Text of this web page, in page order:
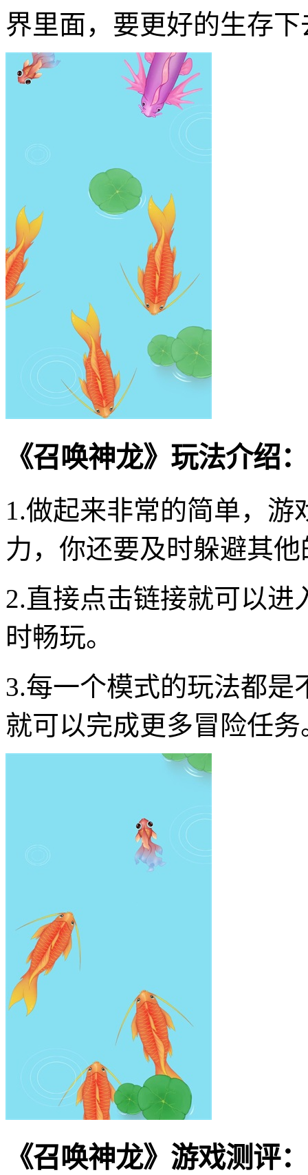
界里面，要更好的生存下
《召唤神龙》玩法介绍：
1.做起来非常的简单，
力，你还要及时躲避其
2.直接点击链接就可以
时畅玩。
3.每一个模式的玩法都
就可以完成更多冒险任务
《召唤神龙》游戏测评：